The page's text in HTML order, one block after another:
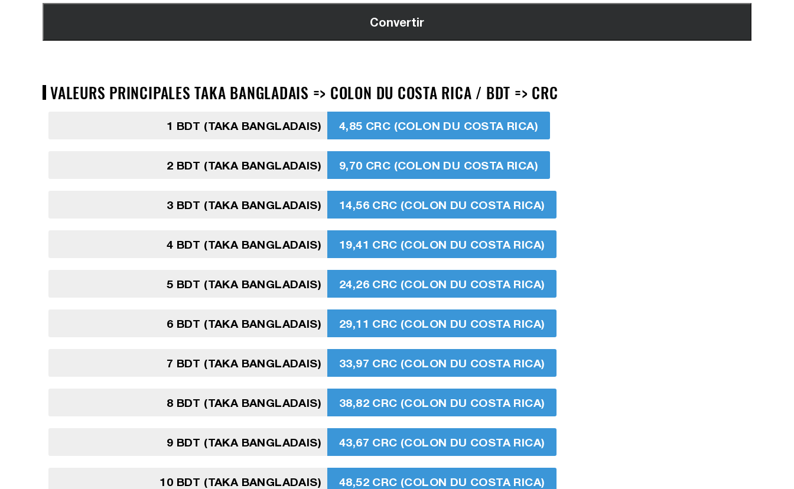
VALEURS PRINCIPALES TAKA BANGLADAIS => COLON DU COSTA RICA / BDT => CRC
1 BDT (TAKA BANGLADAIS) 4,85 CRC (COLON DU COSTA RICA)
2 BDT (TAKA BANGLADAIS) 9,70 CRC (COLON DU COSTA RICA)
3 BDT (TAKA BANGLADAIS) 14,56 CRC (COLON DU COSTA RICA)
4 BDT (TAKA BANGLADAIS) 19,41 CRC (COLON DU COSTA RICA)
5 BDT (TAKA BANGLADAIS) 24,26 CRC (COLON DU COSTA RICA)
6 BDT (TAKA BANGLADAIS) 29,11 CRC (COLON DU COSTA RICA)
7 BDT (TAKA BANGLADAIS) 33,97 CRC (COLON DU COSTA RICA)
8 BDT (TAKA BANGLADAIS) 38,82 CRC (COLON DU COSTA RICA)
9 BDT (TAKA BANGLADAIS) 43,67 CRC (COLON DU COSTA RICA)
10 BDT (TAKA BANGLADAIS) 48,52 CRC (COLON DU COSTA RICA)